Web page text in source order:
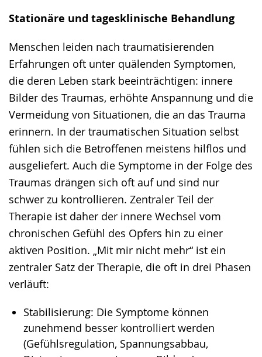
Stationäre und tagesklinische Behandlung
Menschen leiden nach traumatisierenden
Erfahrungen oft unter quälenden Symptomen,
die deren Leben stark beeinträchtigen: innere
Bilder des Traumas, erhöhte Anspannung und die
Vermeidung von Situationen, die an das Trauma
erinnern. In der traumatischen Situation selbst
fühlen sich die Betroffenen meistens hilflos und
ausgeliefert. Auch die Symptome in der Folge des
Traumas drängen sich oft auf und sind nur
schwer zu kontrollieren. Zentraler Teil der
Therapie ist daher der innere Wechsel vom
chronischen Gefühl des Opfers hin zu einer
aktiven Position. „Mit mir nicht mehr“ ist ein
zentraler Satz der Therapie, die oft in drei Phasen
verläuft:
Stabilisierung: Die Symptome können
zunehmend besser kontrolliert werden
(Gefühlsregulation, Spannungsabbau,